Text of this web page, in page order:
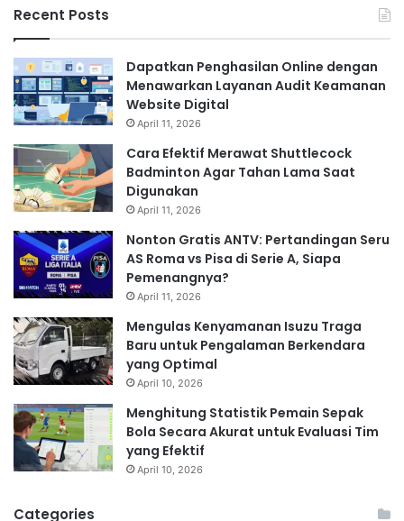
Recent Posts
Dapatkan Penghasilan Online dengan
Menawarkan Layanan Audit Keamanan
Website Digital
April 11, 2026
Cara Efektif Merawat Shuttlecock
Badminton Agar Tahan Lama Saat
Digunakan
April 11, 2026
Nonton Gratis ANTV: Pertandingan Seru
AS Roma vs Pisa di Serie A, Siapa
Pemenangnya?
April 11, 2026
Mengulas Kenyamanan Isuzu Traga
Baru untuk Pengalaman Berkendara
yang Optimal
April 10, 2026
Menghitung Statistik Pemain Sepak
Bola Secara Akurat untuk Evaluasi Tim
yang Efektif
April 10, 2026
Categories